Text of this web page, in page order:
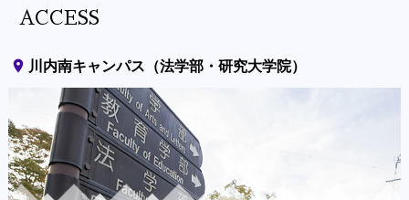
ACCESS
place 川内南キャンパス（法学部・研究大学院）